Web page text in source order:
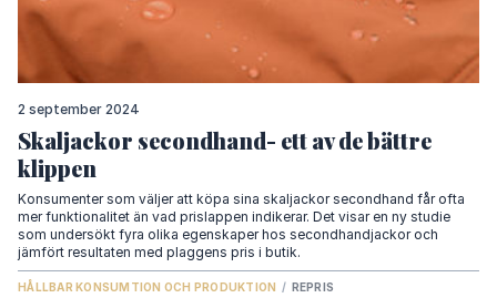
2 september 2024
Skaljackor secondhand- ett av de bättre
klippen
Konsumenter som väljer att köpa sina skaljackor secondhand får ofta
mer funktionalitet än vad prislappen indikerar. Det visar en ny studie
som undersökt fyra olika egenskaper hos secondhandjackor och
jämfört resultaten med plaggens pris i butik.
HÅLLBAR KONSUMTION OCH PRODUKTION / REPRIS